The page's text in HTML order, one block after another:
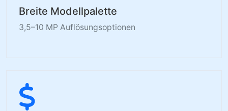
Breite Modellpalette
3,5–10 MP Auflösungsoptionen